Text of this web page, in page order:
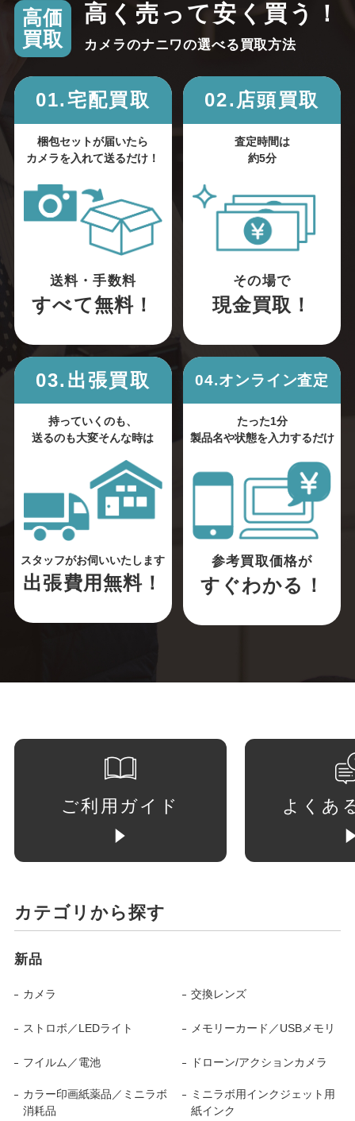
高価
買取
高く売って安く買う！
カメラのナニワの選べる買取方法
01.宅配買取
梱包セットが届いたら
カメラを入れて送るだけ！
送料・手数料
すべて無料！
02.店頭買取
査定時間は
約5分
その場で
現金買取！
03.出張買取
持っていくのも、
送るのも大変そんな時は
スタッフがお伺いいたします
出張費用無料！
04.オンライン査定
たった1分
製品名や状態を入力するだけ
参考買取価格が
すぐわかる！
ご利用ガイド よくあ
カテゴリから探す
新品
カメラ 交換レンズ
ストロボ／LEDライト メモリーカード／USBメモリ
フイルム／電池 ドローン/アクションカメラ
カラー印画紙薬品／ミニラボ
消耗品
ミニラボ用インクジェット用
紙インク